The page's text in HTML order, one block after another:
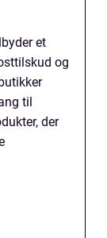
et
og
til
der